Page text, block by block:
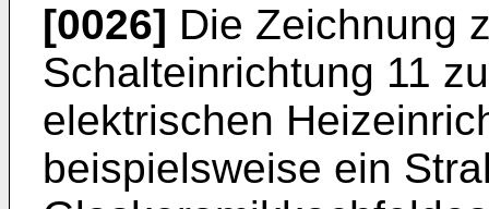
[0026] Die Zeichnung
Schalteinrichtung 11
elektrischen
beispielsweise ein